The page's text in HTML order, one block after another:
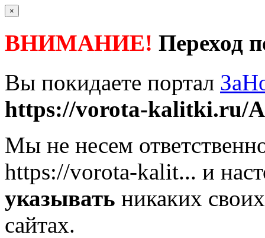
×
ВНИМАНИЕ! Переход
Вы покидаете портал
https://vorota-kalitki.ru/
Мы не несем
https://vorota-kalit... и
указывать никаких
сайтах.